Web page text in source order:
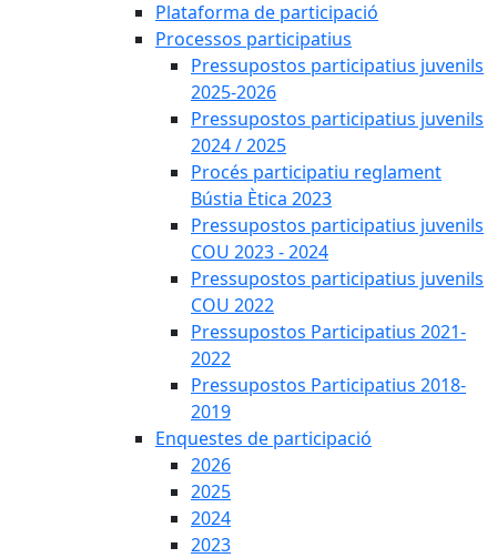
Plataforma de participació
Processos participatius
Pressupostos participatius juvenils
2025-2026
Pressupostos participatius juvenils
2024 / 2025
Procés participatiu reglament
Bústia Ètica 2023
Pressupostos participatius juvenils
COU 2023 - 2024
Pressupostos participatius juvenils
COU 2022
Pressupostos Participatius 2021-
2022
Pressupostos Participatius 2018-
2019
Enquestes de participació
2026
2025
2024
2023